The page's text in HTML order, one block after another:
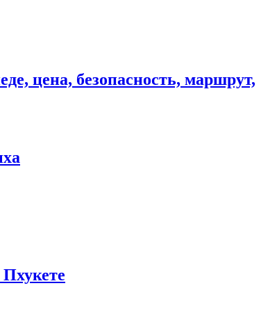
цена, безопасность, маршрут,